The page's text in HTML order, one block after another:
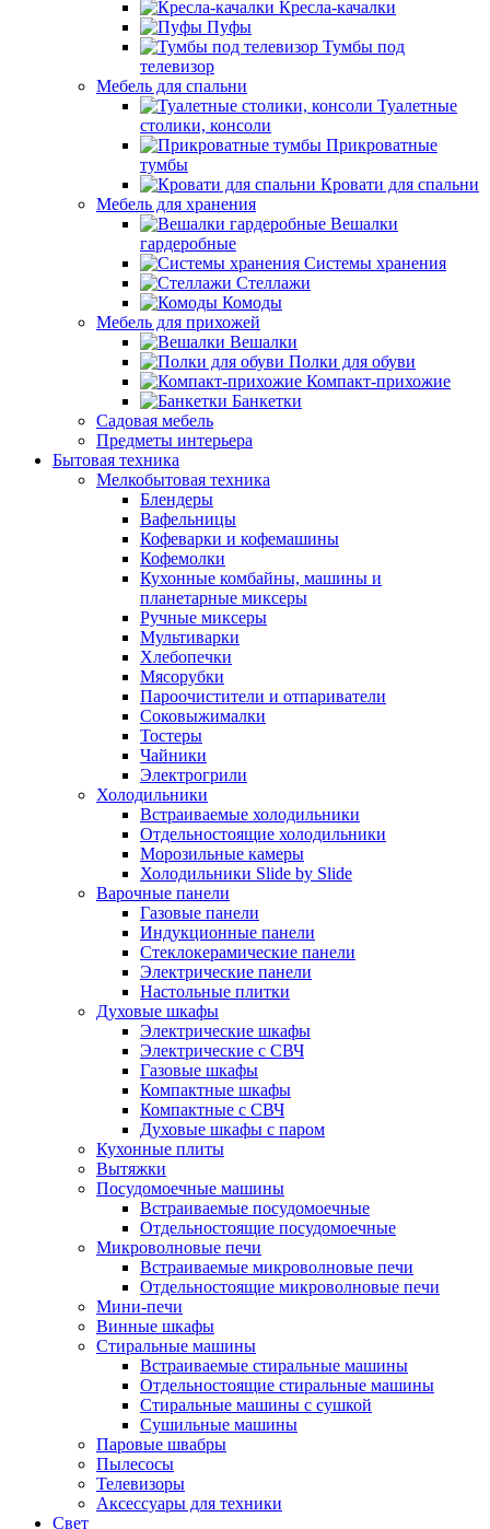
Кресла-качалки
Пуфы
Тумбы под
телевизор
Мебель для спальни
Туалетные
столики, консоли
Прикроватные
тумбы
Кровати для спальни
Мебель для хранения
Вешалки
гардеробные
Системы хранения
Стеллажи
Комоды
Мебель для прихожей
Вешалки
Полки для обуви
Компакт-прихожие
Банкетки
Садовая мебель
Предметы интерьера
Бытовая техника
Мелкобытовая техника
Блендеры
Вафельницы
Кофеварки и кофемашины
Кофемолки
Кухонные комбайны, машины и
планетарные миксеры
Ручные миксеры
Мультиварки
Хлебопечки
Мясорубки
Пароочистители и отпариватели
Соковыжималки
Тостеры
Чайники
Электрогрили
Холодильники
Встраиваемые холодильники
Отдельностоящие холодильники
Морозильные камеры
Холодильники Slide by Slide
Варочные панели
Газовые панели
Индукционные панели
Стеклокерамические панели
Электрические панели
Настольные плитки
Духовые шкафы
Электрические шкафы
Электрические с СВЧ
Газовые шкафы
Компактные шкафы
Компактные с СВЧ
Духовые шкафы с паром
Кухонные плиты
Вытяжки
Посудомоечные машины
Встраиваемые посудомоечные
Отдельностоящие посудомоечные
Микроволновые печи
Встраиваемые микроволновые печи
Отдельностоящие микроволновые печи
Мини-печи
Винные шкафы
Стиральные машины
Встраиваемые стиральные машины
Отдельностоящие стиральные машины
Стиральные машины с сушкой
Сушильные машины
Паровые швабры
Пылесосы
Телевизоры
Аксессуары для техники
Свет